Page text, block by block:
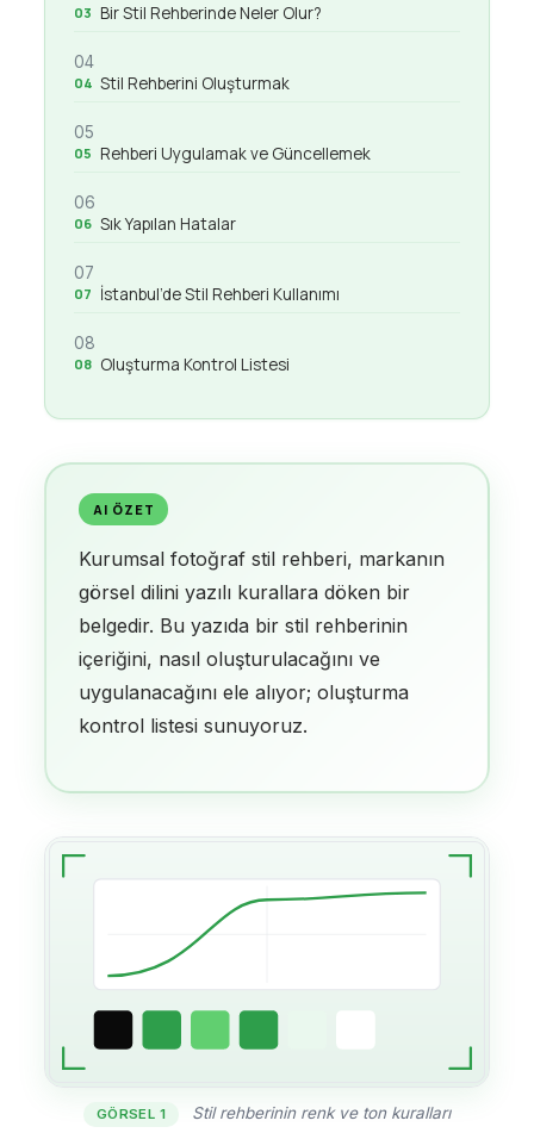
Bir Stil Rehberinde Neler Olur?
04
Stil Rehberini Oluşturmak
05
Rehberi Uygulamak ve Güncellemek
06
Sık Yapılan Hatalar
07
İstanbul’de Stil Rehberi Kullanımı
08
Oluşturma Kontrol Listesi
AI ÖZET
Kurumsal fotoğraf stil rehberi, markanın
görsel dilini yazılı kurallara döken bir
belgedir. Bu yazıda bir stil rehberinin
içeriğini, nasıl oluşturulacağını ve
uygulanacağını ele alıyor; oluşturma
kontrol listesi sunuyoruz.
GÖRSEL 1 Stil rehberinin renk ve ton kuralları